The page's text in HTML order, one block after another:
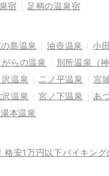
宿 足柄の温泉宿
島温泉 油壺温泉 小
がらの温泉 別所温泉（
温泉 二ノ平温泉 宮
沢温泉 宮ノ下温泉 あ
本温泉
格安1万円以下バイキング